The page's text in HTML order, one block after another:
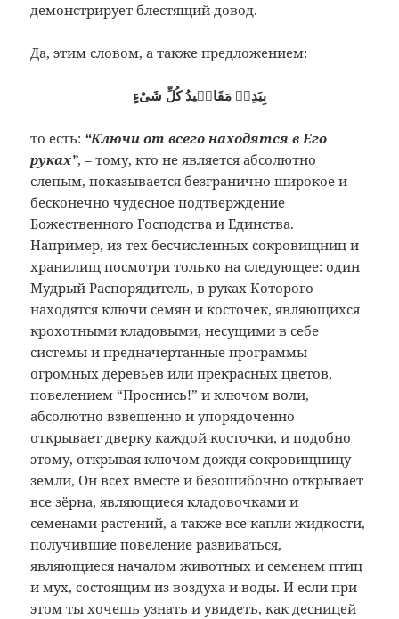
демонстрирует блестящий довод.
Да, этим словом, а также предложением:
بِيَدِهٖ مَقَالٖيدُ كُلِّ شَىْءٍ
то есть: “Ключи от всего находятся в Его
руках”, – тому, кто не является абсолютно
слепым, показывается безгранично широкое и
бесконечно чудесное подтверждение
Божественного Господства и Единства.
Например, из тех бесчисленных сокровищниц и
хранилищ посмотри только на следующее: один
Мудрый Распорядитель, в руках Которого
находятся ключи семян и косточек, являющихся
крохотными кладовыми, несущими в себе
системы и предначертанные программы
огромных деревьев или прекрасных цветов,
повелением “Проснись!” и ключом воли,
абсолютно взвешенно и упорядоченно
открывает дверку каждой косточки, и подобно
этому, открывая ключом дождя сокровищницу
земли, Он всех вместе и безошибочно открывает
все зёрна, являющиеся кладовочками и
семенами растений, а также все капли жидкости,
получившие повеление развиваться,
являющиеся началом животных и семенем птиц
и мух, состоящим из воздуха и воды. И если при
этом ты хочешь узнать и увидеть, как десницей